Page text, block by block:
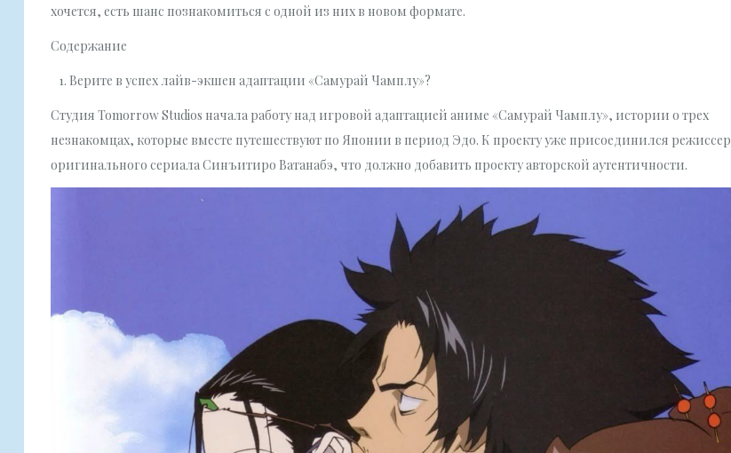
хочется, есть шанс познакомиться с одной из них в новом формате.
Содержание
Верите в успех лайв-экшен адаптации «Самурай Чамплу»?
Студия Tomorrow Studios начала работу над игровой адаптацией аниме «Самурай Чамплу», истории о трех
незнакомцах, которые вместе путешествуют по Японии в период Эдо. К проекту уже присоединился режиссер
оригинального сериала Синъитиро Ватанабэ, что должно добавить проекту авторской аутентичности.